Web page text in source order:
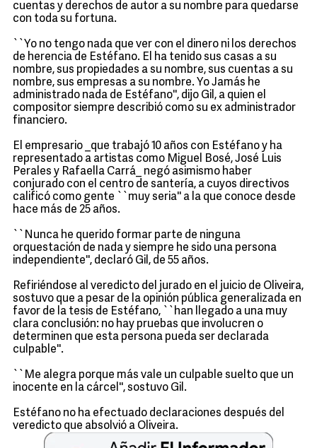
cuentas y derechos de autor a su nombre para quedarse
con toda su fortuna.
``Yo no tengo nada que ver con el dinero ni los derechos
de herencia de Estéfano. El ha tenido sus casas a su
nombre, sus propiedades a su nombre, sus cuentas a su
nombre, sus empresas a su nombre. Yo Jamás he
administrado nada de Estéfano'', dijo Gil, a quien el
compositor siempre describió como su ex administrador
financiero.
El empresario _que trabajó 10 años con Estéfano y ha
representado a artistas como Miguel Bosé, José Luis
Perales y Rafaella Carrá_ negó asimismo haber
conjurado con el centro de santería, a cuyos directivos
calificó como gente ``muy seria'' a la que conoce desde
hace más de 25 años.
``Nunca he querido formar parte de ninguna
orquestación de nada y siempre he sido una persona
independiente'', declaró Gil, de 55 años.
Refiriéndose al veredicto del jurado en el juicio de Oliveira,
sostuvo que a pesar de la opinión pública generalizada en
favor de la tesis de Estéfano, ``han llegado a una muy
clara conclusión: no hay pruebas que involucren o
determinen que esta persona pueda ser declarada
culpable''.
``Me alegra porque más vale un culpable suelto que un
inocente en la cárcel'', sostuvo Gil.
Estéfano no ha efectuado declaraciones después del
veredicto que absolvió a Oliveira.